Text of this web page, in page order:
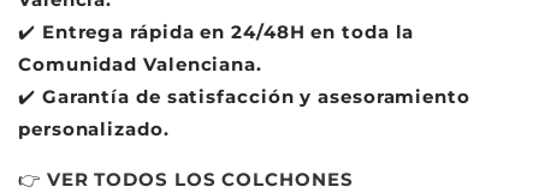
✔️ Entrega rápida en 24/48H en toda la
Comunidad Valenciana.
✔️ Garantía de satisfacción y asesoramiento
personalizado.
👉 VER TODOS LOS COLCHONES